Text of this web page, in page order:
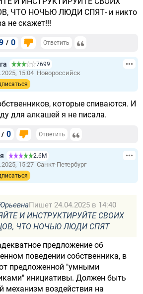
ЧТО НОЧЬЮ ЛЮДИ СПЯТ- и никто
не скажет!!!
/ 0 Ответить
7699
15:04 Новороссийск
которые спиваются. И
для алкашей я не писала.
/ 0 Ответить
2.6М
15:27 Санкт-Петербург
Пишет 24.04.2025 в 14:40
И ИНСТРУКТИРУЙТЕ СВОИХ
ЧТО НОЧЬЮ ЛЮДИ СПЯТ
предложение об
поведении собственника, в
предложенной "умными
инициативы. Должен быть
механизм воздействия на